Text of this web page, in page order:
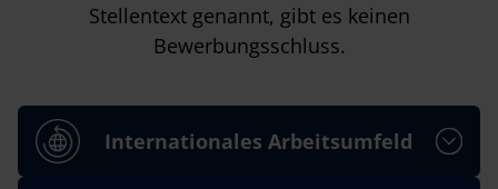
Stellentext genannt, gibt es keinen
Bewerbungsschluss.
Internationales Arbeitsumfeld